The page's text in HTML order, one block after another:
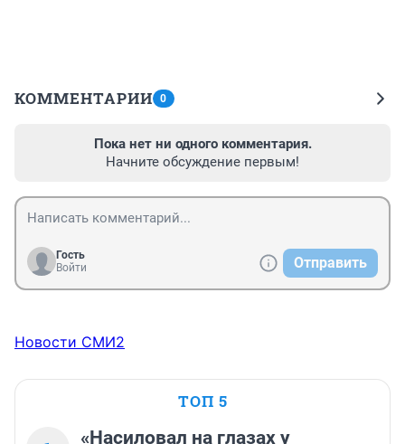
КОММЕНТАРИИ 0
Пока нет ни одного комментария.
Начните обсуждение первым!
Гость
Войти
Отправить
Новости СМИ2
ТОП 5
«Насиловал на глазах у